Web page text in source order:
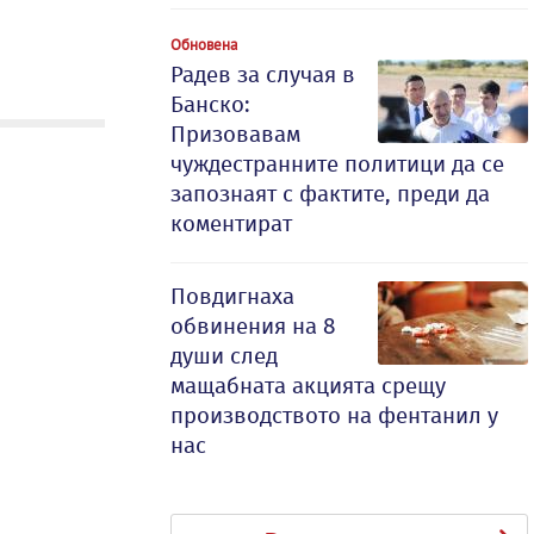
Обновена
Радев за случая в
Банско:
Призовавам
чуждестранните политици да се
запознаят с фактите, преди да
коментират
Повдигнаха
обвинения на 8
души след
мащабната акцията срещу
производството на фентанил у
нас